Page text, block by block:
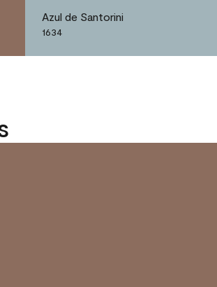
Azul de Santorini
1634